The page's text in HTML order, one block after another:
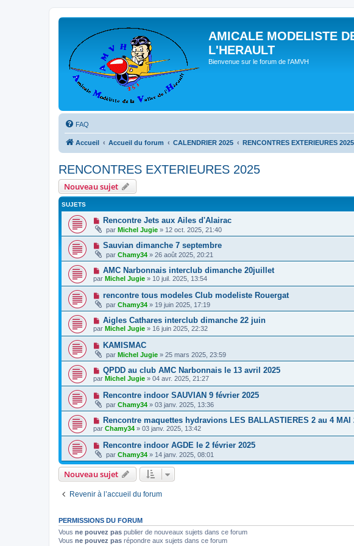
AMICALE MODELISTE
L'HERAULT
Bienvenue sur le forum de l'AMVH
FAQ
Accueil Accueil du forum CALENDRIER 2025 RENCONTRES EXTERIEURES 2025
RENCONTRES EXTERIEURES 2025
Nouveau sujet
SUJETS
Rencontre Jets aux Ailes d'Alairac
par Michel Jugie » 12 oct. 2025, 21:40
Sauvian dimanche 7 septembre
par Chamy34 » 26 août 2025, 20:21
AMC Narbonnais interclub dimanche 20juillet
par Michel Jugie » 10 juil. 2025, 13:54
rencontre tous modeles Club modeliste Rouergat
par Chamy34 » 19 juin 2025, 17:19
Aigles Cathares interclub dimanche 22 juin
par Michel Jugie » 16 juin 2025, 22:32
KAMISMAC
par Michel Jugie » 25 mars 2025, 23:59
QPDD au club AMC Narbonnais le 13 avril 2025
par Michel Jugie » 04 avr. 2025, 21:27
Rencontre indoor SAUVIAN 9 février 2025
par Chamy34 » 03 janv. 2025, 13:36
Rencontre maquettes hydravions LES BALLASTIERES 2 au 4 MAI
par Chamy34 » 03 janv. 2025, 13:42
Rencontre indoor AGDE le 2 février 2025
par Chamy34 » 14 janv. 2025, 08:01
Nouveau sujet
Revenir à l’accueil du forum
PERMISSIONS DU FORUM
Vous ne pouvez pas publier de nouveaux sujets dans ce forum
Vous ne pouvez pas répondre aux sujets dans ce forum